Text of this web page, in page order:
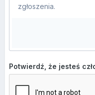
zgłoszenia.
Potwierdź, że jesteś